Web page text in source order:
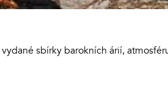
sbírky barokních árií,